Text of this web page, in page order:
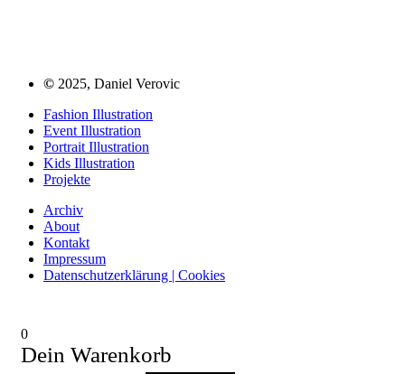
© 2025, Daniel Verovic
Fashion Illustration
Event Illustration
Portrait Illustration
Kids Illustration
Projekte
Archiv
About
Kontakt
Impressum
Datenschutzerklärung | Cookies
0
Dein Warenkorb